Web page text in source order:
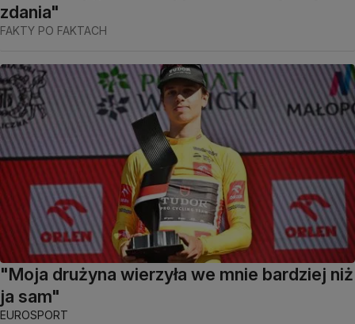
zdania"
FAKTY PO FAKTACH
"Moja drużyna wierzyła we mnie bardziej niż
ja sam"
EUROSPORT